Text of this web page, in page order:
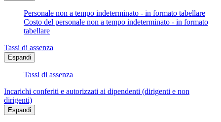
Personale non a tempo indeterminato - in formato tabellare
Costo del personale non a tempo indeterminato - in formato
tabellare
Tassi di assenza
Espandi
Tassi di assenza
Incarichi conferiti e autorizzati ai dipendenti (dirigenti e non
dirigenti)
Espandi